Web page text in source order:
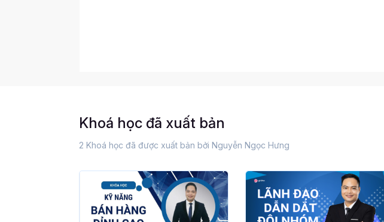
Khoá học đã xuất bản
2 Khoá học đã được xuất bản bởi Nguyễn Ngọc Hưng